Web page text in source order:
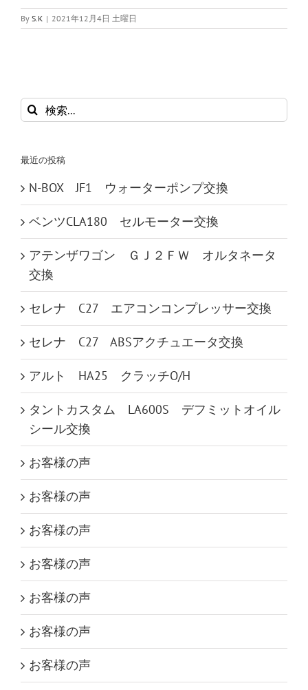
By S.K | 2021年12月4日 土曜日
検
索
最近の投稿
N-BOX JF1 ウォーターポンプ交換
ベンツCLA180 セルモーター交換
アテンザワゴン ＧＪ２ＦＷ オルタネータ
交換
セレナ C27 エアコンコンプレッサー交換
セレナ C27 ABSアクチュエータ交換
アルト HA25 クラッチO/H
タントカスタム LA600S デフミットオイル
シール交換
お客様の声
お客様の声
お客様の声
お客様の声
お客様の声
お客様の声
お客様の声